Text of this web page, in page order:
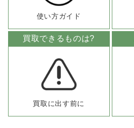
使い方ガイド
買取できるものは?
買取に出す前に